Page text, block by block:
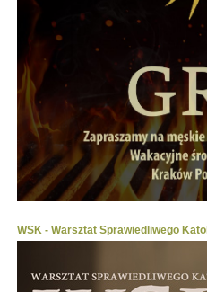
WSK - Warsztat Sprawiedliwego